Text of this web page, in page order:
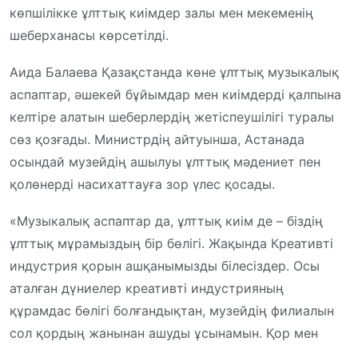
көпшілікке ұлттық киімдер залы мен мекеменің
шеберханасы көрсетілді.
Аида Балаева Қазақстанда көне ұлттық музыкалық
аспаптар, әшекей бұйымдар мен киімдерді қалпына
келтіре алатын шеберлердің жетіспеушілігі туралы
сөз қозғады. Министрдің айтуынша, Астанада
осындай музейдің ашылуы ұлттық мәдениет пен
қолөнерді насихаттауға зор үлес қосады.
«Музыкалық аспаптар да, ұлттық киім де – біздің
ұлттық мұрамыздың бір бөлігі. Жақында Креативті
индустрия қорын ашқанымызды білесіздер. Осы
аталған дүниелер креативті индустрияның
құрамдас бөлігі болғандықтан, музейдің филиалын
сол қордың жанынан ашуды ұсынамын. Қор мен